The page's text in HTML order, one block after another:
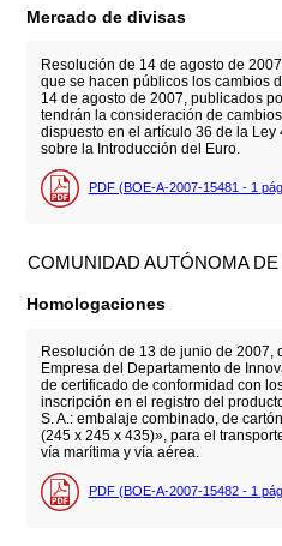
Mercado de divisas
Resolución de 14 de agosto de
que se hacen públicos los cambios
14 de agosto de 2007, publicados
tendrán la consideración de
dispuesto en el artículo 36 de la
sobre la Introducción del Euro.
PDF (BOE-A-2007-15481 - 1 pág.
COMUNIDAD AUTÓNOMA DE
Homologaciones
Resolución de 13 de junio de 2007,
Empresa del Departamento de
de certificado de conformidad con
inscripción en el registro del
S. A.: embalaje combinado, de
(245 x 245 x 435)», para el
vía marítima y vía aérea.
PDF (BOE-A-2007-15482 - 1 pág.